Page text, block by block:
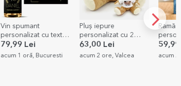
Vin spumant
personalizat cu text
pentru zi de naștere -
Gold
79,99 Lei
acum 1 oră, Bucuresti
Pluș iepure
personalizat cu 2
poze și text
63,00 Lei
acum 2 ore, Valcea
Ramă
poză
acum 2